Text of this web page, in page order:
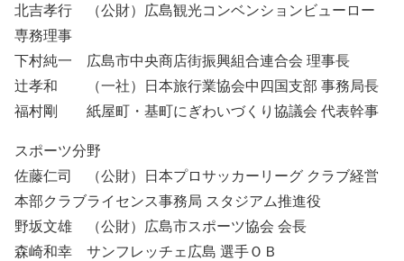
北吉孝行 （公財）広島観光コンベンションビューロー
専務理事
下村純一 広島市中央商店街振興組合連合会 理事長
辻孝和 （一社）日本旅行業協会中四国支部 事務局長
福村剛 紙屋町・基町にぎわいづくり協議会 代表幹事
スポーツ分野
佐藤仁司 （公財）日本プロサッカーリーグ クラブ経営
本部クラブライセンス事務局 スタジアム推進役
野坂文雄 （公財）広島市スポーツ協会 会長
森崎和幸 サンフレッチェ広島 選手ＯＢ